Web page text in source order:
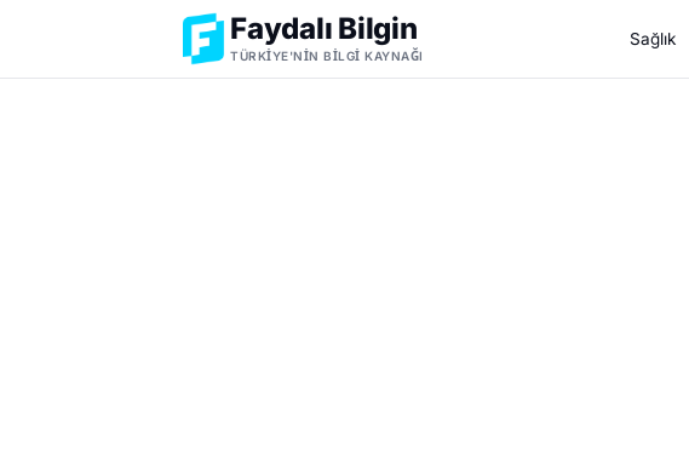
Faydalı Bilgin
TÜRKIYE'NIN BILGI KAYNAĞI
Sağlık